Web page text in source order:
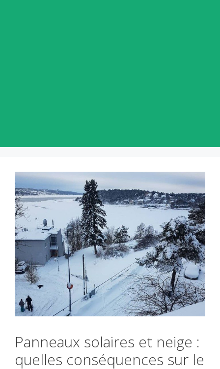
Panneaux solaires et neige :
quelles conséquences sur le